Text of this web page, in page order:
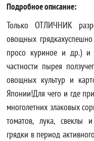
Подробное описание:
Только ОТЛИЧНИК
овощных
просо куриное и др.) и
частности пырея
овощных культур и
Японии!Для чего и где
многолетних злаковых
томатов, лука, свеклы
грядки в период